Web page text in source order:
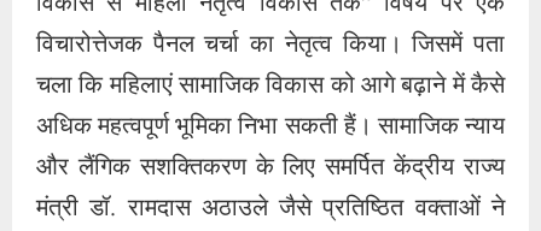
विचारोत्तेजक पैनल चर्चा का नेतृत्व किया। जिसमें पता
चला कि महिलाएं सामाजिक विकास को आगे बढ़ाने में कैसे
अधिक महत्वपूर्ण भूमिका निभा सकती हैं। सामाजिक न्याय
और लैंगिक सशक्तिकरण के लिए समर्पित केंद्रीय राज्य
मंत्री डॉ. रामदास अठाउले जैसे प्रतिष्ठित वक्ताओं ने